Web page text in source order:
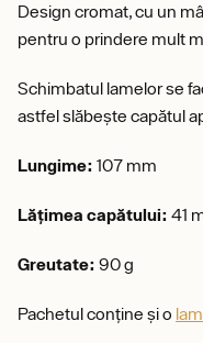
Design cromat, cu un
pentru o prindere mult
Schimbatul lamelor se
astfel slăbește capătul
Lungime: 107 mm
Lățimea capătului: 41
Greutate: 90 g
Pachetul conține și o